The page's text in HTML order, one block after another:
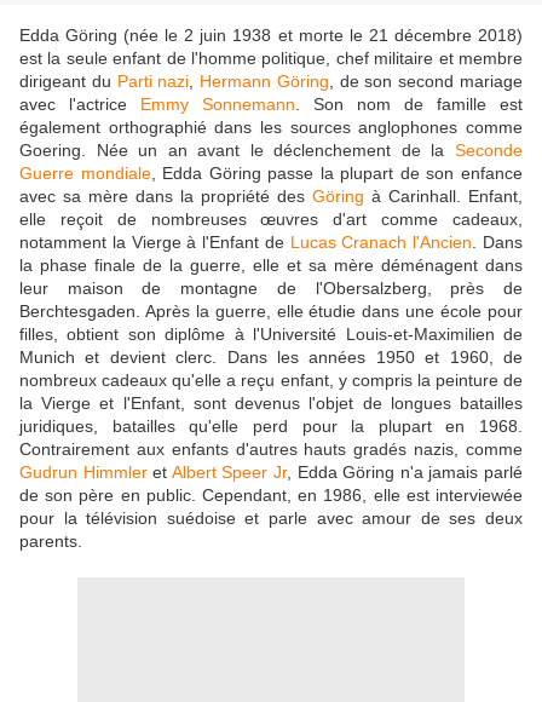
Edda Göring (née le 2 juin 1938 et morte le 21 décembre 2018)
est la seule enfant de l'homme politique, chef militaire et membre
dirigeant du Parti nazi Hermann Göring , de son second mariage
avec l'actrice Emmy Sonnemann . Son nom de famille est
également orthographié dans les sources anglophones comme
Goering. Née un an avant le déclenchement de la Seconde
Guerre mondiale, Edda Göring passe la plupart de son enfance
avec sa mère dans la propriété des Göring à Carinhall. Enfant,
elle reçoit de nombreuses œuvres d'art comme cadeaux,
notamment la Vierge à l'Enfant de Lucas Cranach l'Ancien . Dans
la phase finale de la guerre, elle et sa mère déménagent dans
leur maison de montagne de l'Obersalzberg, près de
Berchtesgaden. Après la guerre, elle étudie dans une école pour
filles, obtient son diplôme à l'Université Louis-et-Maximilien de
Munich et devient clerc. Dans les années 1950 et 1960, de
nombreux cadeaux qu'elle a reçu enfant, y compris la peinture de
la Vierge et l'Enfant, sont devenus l'objet de longues batailles
juridiques, batailles qu'elle perd pour la plupart en 1968.
Contrairement aux enfants d'autres hauts gradés nazis, comme
Gudrun Himmleret Albert Speer Jr, Edda Göring n'a jamais parlé
de son père en public. Cependant, en 1986, elle est interviewée
pour la télévision suédoise et parle avec amour de ses deux
parents.